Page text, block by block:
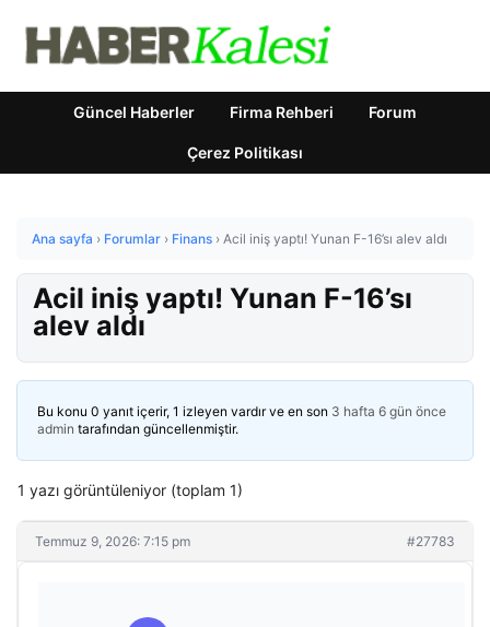
Güncel Haberler Firma Rehberi Forum
Çerez Politikası
Ana sayfa › Forumlar › Finans › Acil iniş yaptı! Yunan F-16’sı alev aldı
Acil iniş yaptı! Yunan F-16’sı
alev aldı
Bu konu 0 yanıt içerir, 1 izleyen vardır ve en son 3 hafta 6 gün önce
admin tarafından güncellenmiştir.
1 yazı görüntüleniyor (toplam 1)
Temmuz 9, 2026: 7:15 pm #27783